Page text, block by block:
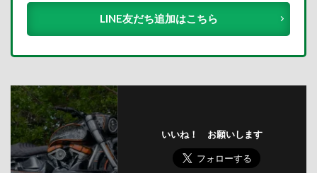
LINE友だち追加はこちら
いいね！ お願いします